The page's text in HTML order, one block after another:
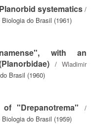
systematics/
do Brasil (1961)
with an
/Wladimir
Brasil (1960)
"Drepanotrema" /
do Brasil (1959)